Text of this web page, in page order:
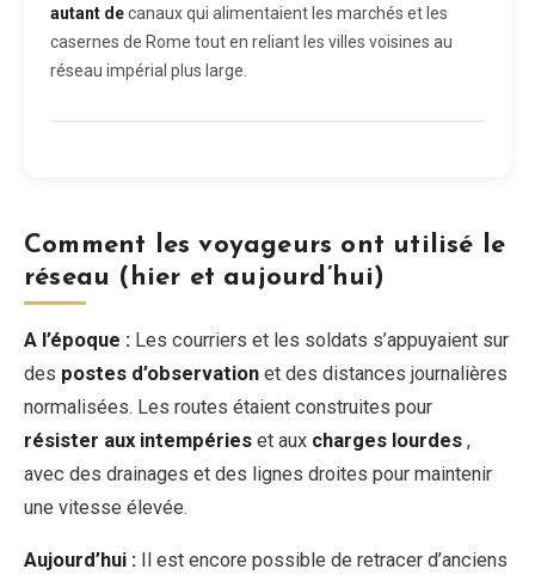
autant decanaux qui alimentaient les marchés et les
casernes de Rome tout en reliant les villes voisines au
réseau impérial plus large.
Comment les voyageurs ont utilisé le
réseau (hier et aujourd’hui)
A l’époque : Les courriers et les soldats s’appuyaient sur
des postes d’observation et des distances journalières
normalisées. Les routes étaient construites pour
résister aux intempéries et aux charges lourdes ,
avec des drainages et des lignes droites pour maintenir
une vitesse élevée.
Aujourd’hui : Il est encore possible de retracer d’anciens